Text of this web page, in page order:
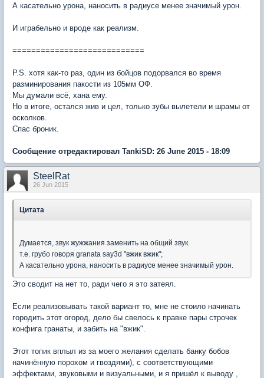
А касательно урона, наносить в радиусе менее значимый урон.
И играбельно и вроде как реализм.
============================
P.S. хотя как-то раз, один из бойцов подорвался во время
разминирования пакости из 105мм ОФ.
Мы думали всё, хана ему.
Но в итоге, остался жив и цел, только зубы вылетели и шрамы от
осколков.
Спас броник.
Сообщение отредактировал TankiSD: 26 June 2015 - 18:09
SteelRat
26 Jun 2015
Цитата
Думается, звук жужжания заменить на общий звук.
т.е. грубо говоря granata say3d "вжик вжик";
А касательно урона, наносить в радиусе менее значимый урон.
Это сводит на нет то, ради чего я это затеял.
Если реализовывать такой вариант то, мне не стоило начинать
городить этот огород, дело бы свелось к правке пары строчек
конфига гранаты, и забить на "вжик".
Этот топик вплыл из за моего желания сделать банку бобов
начинённую порохом и гвоздями), с соответствующими
эффектами, звуковыми и визуальными, и я пришёл к выводу ,